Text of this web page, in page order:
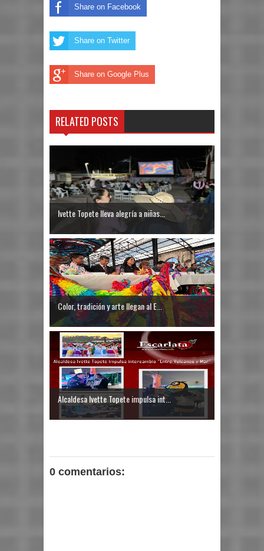
Share on Facebook
Share on Twitter
Share on Google Plus
RELATED POSTS
Ivette Topete lleva alegría a niñas...
Color, tradición y arte llegan al E...
Alcaldesa Ivette Topete impulsa int...
0 comentarios: